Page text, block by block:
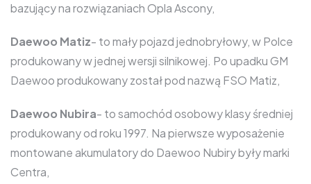
bazujący na rozwiązaniach Opla Ascony,
Daewoo Matiz- to mały pojazd jednobryłowy, w Polce
produkowany w jednej wersji silnikowej. Po upadku GM
Daewoo produkowany został pod nazwą FSO Matiz,
Daewoo Nubira- to samochód osobowy klasy średniej
produkowany od roku 1997. Na pierwsze wyposażenie
montowane akumulatory do Daewoo Nubiry były marki
Centra,